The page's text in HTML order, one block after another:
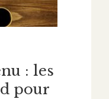
: les
pour